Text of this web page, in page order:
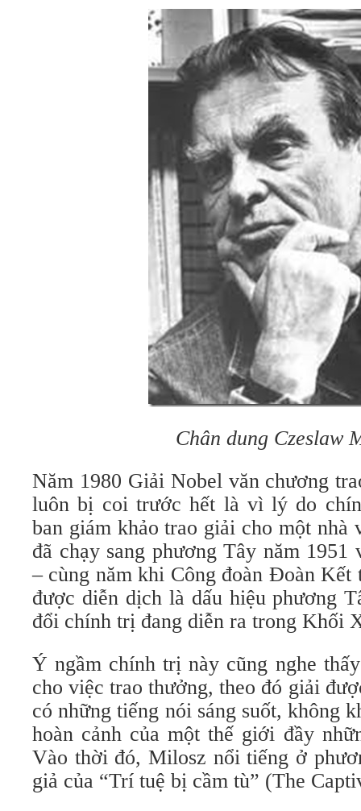
Chân dung Czeslaw
Năm 1980 Giải Nobel văn chương
luôn bị coi trước hết là vì lý do
ban giám khảo trao giải cho một nhà
đã chạy sang phương Tây năm
– cùng năm khi Công đoàn Đoàn Kết
được diễn dịch là dấu hiệu phương
đổi chính trị đang diễn ra trong Khối
Ý ngầm chính trị này cũng nghe
cho việc trao thưởng, theo đó giải
có những tiếng nói sáng suốt, không
hoàn cảnh của một thế giới đầy
Vào thời đó, Milosz nổi tiếng ở
giả của “Trí tuệ bị cầm tù” (The